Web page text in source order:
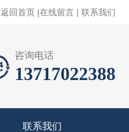
返回首页 |在线留言 | 联系我们
咨询电话
13717022388
联系我们